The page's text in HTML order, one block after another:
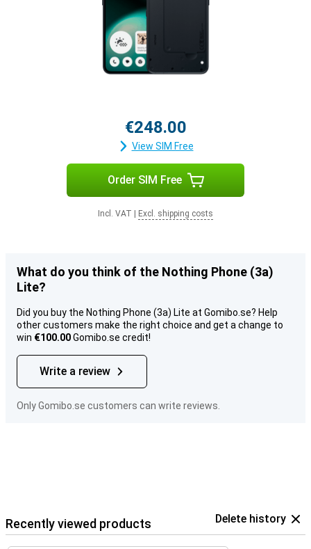
€248.00
View SIM Free
Order SIM Free
Incl. VAT Excl. shipping costs
What do you think of the Nothing Phone (3a)
Lite?
Did you buy the Nothing Phone (3a) Lite at Gomibo.se? Help
other customers make the right choice and get a change to
win €100.00Gomibo.se credit!
Write a review
Only Gomibo.se customers can write reviews.
Recently viewed products Delete history